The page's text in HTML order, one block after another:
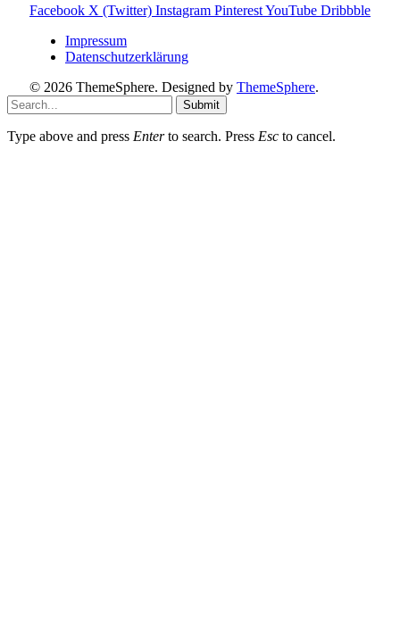
Facebook X (Twitter) Instagram PinterestYouTube Dribbble
Impressum
Datenschutzerklärung
© 2026 ThemeSphere. Designed by ThemeSphere.
Submit
Type above and press Enterto search. Press Esc to cancel.